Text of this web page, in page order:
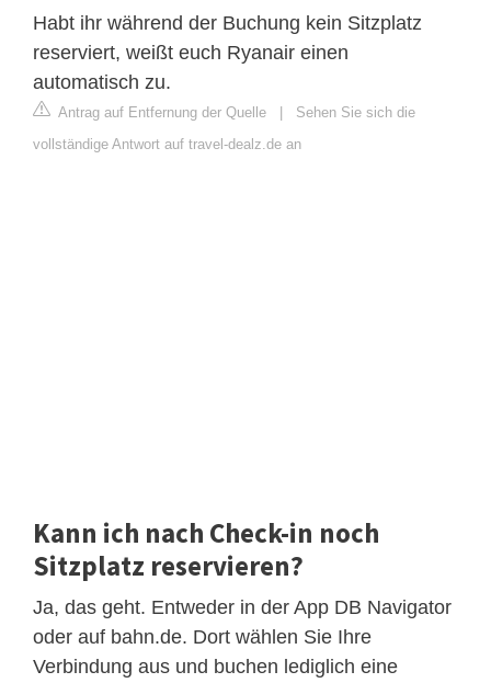
Habt ihr während der Buchung kein Sitzplatz
reserviert, weißt euch Ryanair einen
automatisch zu.
Antrag auf Entfernung der Quelle | Sehen Sie sich die
vollständige Antwort auf travel-dealz.de an
Kann ich nach Check-in noch
Sitzplatz reservieren?
Ja, das geht. Entweder in der App DB Navigator
oder auf bahn.de. Dort wählen Sie Ihre
Verbindung aus und buchen lediglich eine